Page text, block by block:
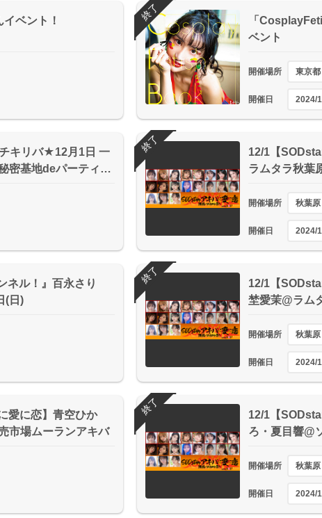
ベント！
「
ベント
開催場所 東京都
開催日 2024/
終了
キリバ★12月1日 一
密基地deパーティ…
12/1【
ラムタラ秋葉
開催場所 秋葉原
開催日 2024/
終了
ネル！』百永さり
(日)
12/1【
埜愛茉@ラム
開催場所 秋葉原
開催日 2024/
終了
愛に恋】青空ひか
市場ムーランアキバ
12/1【
ろ・夏目響@
開催場所 秋葉原
開催日 2024/
終了